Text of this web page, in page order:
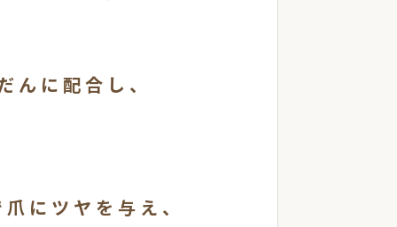
んに配合し、
にツヤを与え、